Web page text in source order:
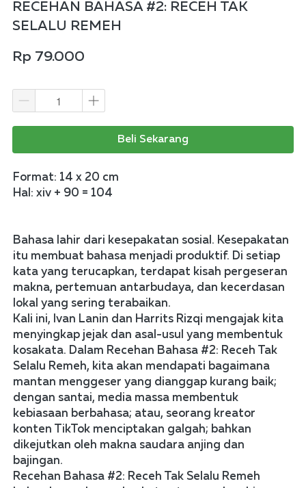
RECEHAN BAHASA #2: RECEH TAK
SELALU REMEH
Rp 79.000
Beli Sekarang
Format: 14 x 20 cm
Hal: xiv + 90 = 104
Bahasa lahir dari kesepakatan sosial. Kesepakatan
itu membuat bahasa menjadi produktif. Di setiap
kata yang terucapkan, terdapat kisah pergeseran
makna, pertemuan antarbudaya, dan kecerdasan
lokal yang sering terabaikan.
Kali ini, Ivan Lanin dan Harrits Rizqi mengajak kita
menyingkap jejak dan asal-usul yang membentuk
kosakata. Dalam Recehan Bahasa #2: Receh Tak
Selalu Remeh, kita akan mendapati bagaimana
mantan menggeser yang dianggap kurang baik;
dengan santai, media massa membentuk
kebiasaan berbahasa; atau, seorang kreator
konten TikTok menciptakan galgah; bahkan
dikejutkan oleh makna saudara anjing dan
bajingan.
Recehan Bahasa #2: Receh Tak Selalu Remeh